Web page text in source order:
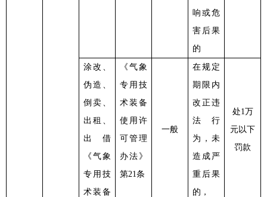
响或危
害后果
的
涂改、
伪造、
倒卖、
出租、
出借
《气象
专用技
术装备
《气象
专用技
术装备
使用许
可管理
办法》
第21条
一般
在规定
期限内
改正违
法行
为，未
造成严
重后果
的，
处1万
元以下
罚款